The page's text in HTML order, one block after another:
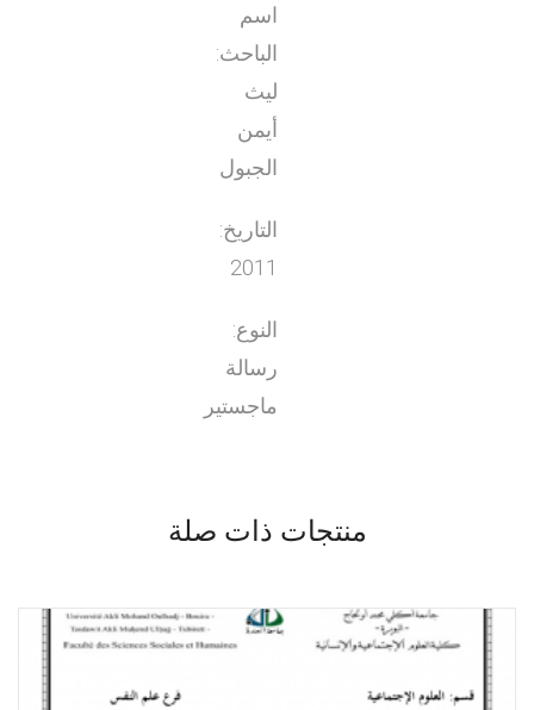
اسم
الباحث:
ليث
أيمن
الجبول
التاريخ:
2011
النوع:
رسالة
ماجستير
منتجات ذات صلة